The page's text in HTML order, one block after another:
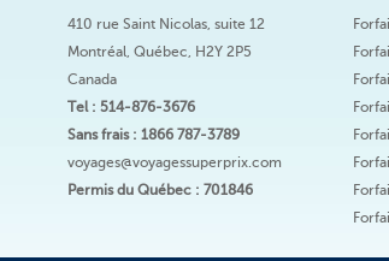
410 rue Saint Nicolas, suite 12
Montréal, Québec, H2Y 2P5
Canada
Tel : 514-876-3676
Sans frais : 1866 787-3789
voyages@voyagessuperprix.com
Permis du Québec : 701846